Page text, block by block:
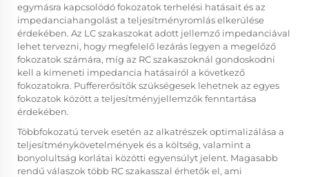
egymásra kapcsolódó fokozatok terhelési hatásait és az
impedanciahangolást a teljesítményromlás elkerülése
érdekében. Az LC szakaszokat adott jellemző impedanciával
lehet tervezni, hogy megfelelő lezárás legyen a megelőző
fokozatok számára, míg az RC szakaszoknál gondoskodni
kell a kimeneti impedancia hatásairól a következő
fokozatokra. Puffererősítők szükségesek lehetnek az egyes
fokozatok között a teljesítményjellemzők fenntartása
érdekében.
Többfokozatú tervek esetén az alkatrészek optimalizálása a
teljesítménykövetelmények és a költség, valamint a
bonyolultság korlátai közötti egyensúlyt jelent. Magasabb
rendű válaszok több RC szakasszal érhetők el, ami